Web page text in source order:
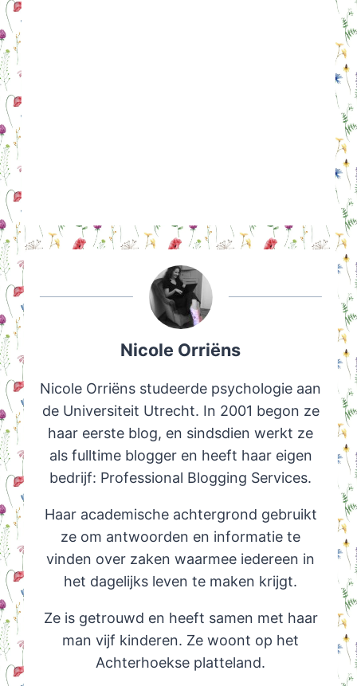
Nicole Orriëns
Nicole Orriëns studeerde psychologie aan
de Universiteit Utrecht. In 2001 begon ze
haar eerste blog, en sindsdien werkt ze
als fulltime blogger en heeft haar eigen
bedrijf: Professional Blogging Services.
Haar academische achtergrond gebruikt
ze om antwoorden en informatie te
vinden over zaken waarmee iedereen in
het dagelijks leven te maken krijgt.
Ze is getrouwd en heeft samen met haar
man vijf kinderen. Ze woont op het
Achterhoekse platteland.